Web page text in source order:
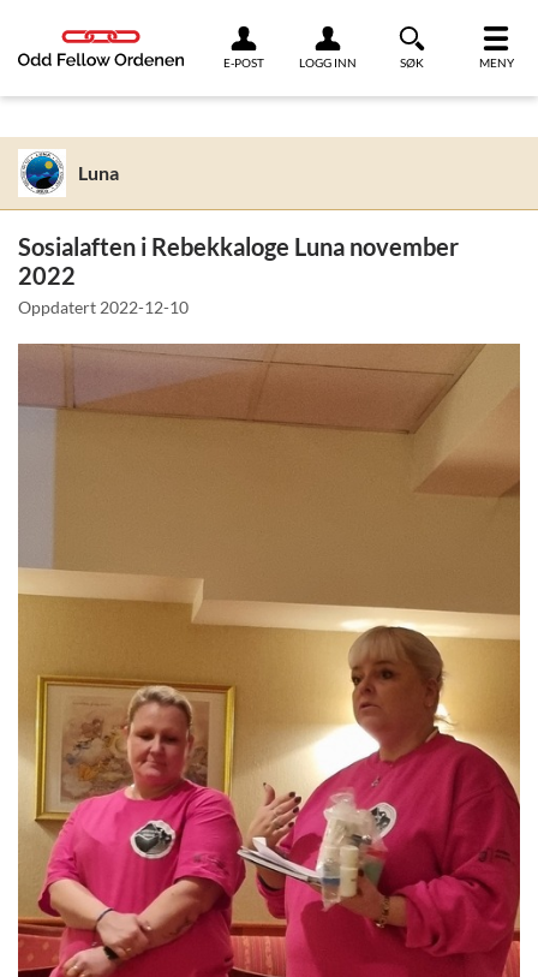
E-POST LOGG INN SØK MENY
Luna
Sosialaften i Rebekkaloge Luna november
2022
Oppdatert 2022-12-10